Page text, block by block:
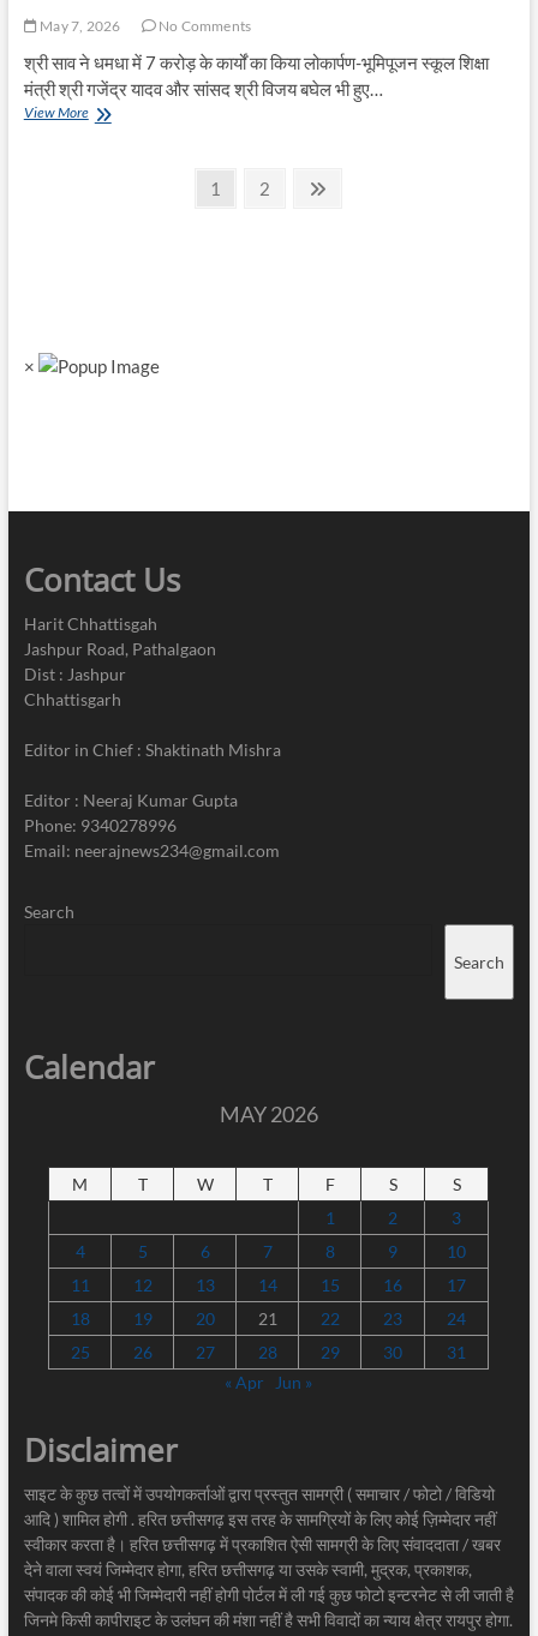
May 7, 2026 No Comments
श्री साव ने धमधा में 7 करोड़ के कार्यों का किया लोकार्पण-भूमिपूजन स्कूल शिक्षा
मंत्री श्री गजेंद्र यादव और सांसद श्री विजय बघेल भी हुए…
View Moreनगर
Page
1 Page
2
×
Contact Us
Harit Chhattisgah
Jashpur Road, Pathalgaon
Dist : Jashpur
Chhattisgarh
Editor in Chief : Shaktinath Mishra
Editor : Neeraj Kumar Gupta
Phone: 9340278996
Email: neerajnews234@gmail.com
Search
Search
Calendar
MAY 2026
M T W T F S
S
1
2
3
4
5 6 7 8 9
10
11
12 13 14 15 16
17
18
19 20 21 22 23
24
25
26 27 28 29 30
31
« Apr
Jun »
Disclaimer
साइट के कुछ तत्वों में उपयोगकर्ताओं द्वारा प्रस्तुत सामग्री ( समाचार / फोटो / विडियो
आदि ) शामिल होगी . हरित छत्तीसगढ़ इस तरह के सामग्रियों के लिए कोई ज़िम्मेदार नहीं
स्वीकार करता है। हरित छत्तीसगढ़ में प्रकाशित ऐसी सामग्री के लिए संवाददाता / खबर
देने वाला स्वयं जिम्मेदार होगा, हरित छत्तीसगढ़ या उसके स्वामी, मुद्रक, प्रकाशक,
संपादक की कोई भी जिम्मेदारी नहीं होगी पोर्टल में ली गई कुछ फोटो इन्टरनेट से ली जाती है
जिनमे किसी कापीराइट के उलंघन की मंशा नहीं है सभी विवादों का न्याय क्षेत्र रायपुर होगा.